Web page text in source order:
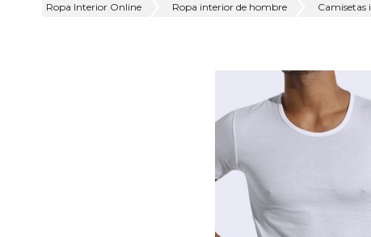
Ropa Interior Online Ropa interior de hombre Camisetas